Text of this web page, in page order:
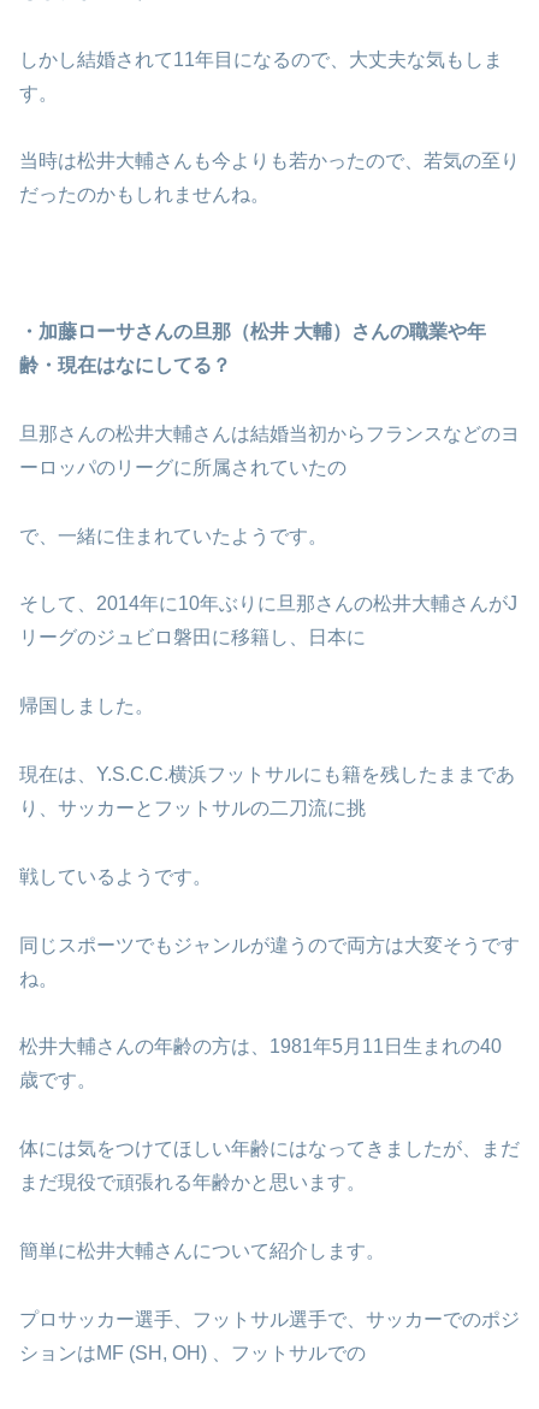
しかし結婚されて11年目になるので、大丈夫な気もしま
す。
当時は松井大輔さんも今よりも若かったので、若気の至り
だったのかもしれませんね。
・加藤ローサさんの旦那（松井 大輔）さんの職業や年
齢・現在はなにしてる？
旦那さんの松井大輔さんは結婚当初からフランスなどのヨ
ーロッパのリーグに所属されていたの
で、一緒に住まれていたようです。
そして、2014年に10年ぶりに旦那さんの松井大輔さんがJ
リーグのジュビロ磐田に移籍し、日本に
帰国しました。
現在は、Y.S.C.C.横浜フットサルにも籍を残したままであ
り、サッカーとフットサルの二刀流に挑
戦しているようです。
同じスポーツでもジャンルが違うので両方は大変そうです
ね。
松井大輔さんの年齢の方は、1981年5月11日生まれの40
歳です。
体には気をつけてほしい年齢にはなってきましたが、まだ
まだ現役で頑張れる年齢かと思います。
簡単に松井大輔さんについて紹介します。
プロサッカー選手、フットサル選手で、サッカーでのポジ
ションはMF (SH, OH) 、フットサルでの